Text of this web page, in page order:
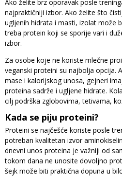
Ako želite brz oporavak posle
najpraktičniji izbor. Ako želite što
ugljenih hidrata i masti, izolat može
treba protein koji se sporije vari i
izbor.
Za osobe koje ne koriste mlečne
veganski proteini su najbolja opcija.
mase i kalorijskog unosa, gejneri
proteina sadrže i ugljene hidrate.
cilj podrška zglobovima, tetivama,
Kada se piju proteini?
Proteini se najčešće koriste posle
potreban kvalitetan izvor
dnevni unos proteina je važniji od
tokom dana ne unosite dovoljno
šejk može biti praktična dopuna u